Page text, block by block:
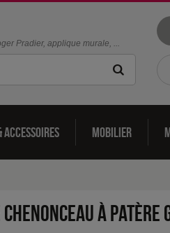
Pradier, applique murale, ...
accessoires Mobilier
à patère